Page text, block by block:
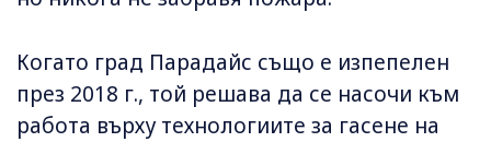
Когато град Парадайс също е изпепелен
през 2018 г., той решава да се насочи към
работа върху технологиите за гасене на